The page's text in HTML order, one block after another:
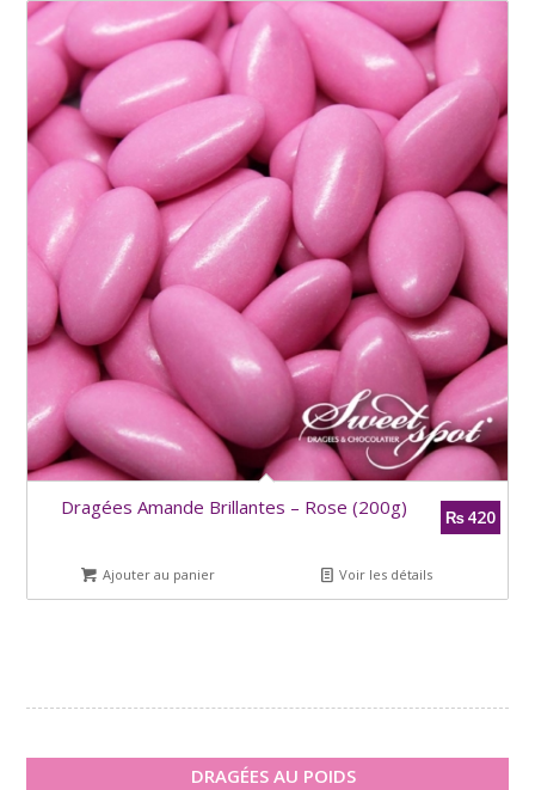
Dragées Amande Brillantes – Rose (200g) ₨420
Ajouter au panier Voir les détails
DRAGÉES AU POIDS